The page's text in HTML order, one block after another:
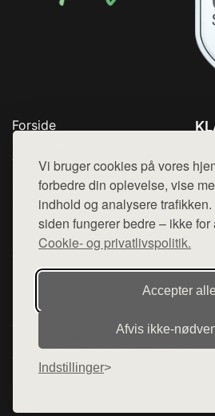
Vi bruger cookies på vores
forbedre din oplevelse, vise
indhold og analysere
siden fungerer bedre – ikke
Cookie- og privatlivspolitik.
Accepter alle
Afvis
Indstillinger
Forside
Top Rabatter
Blog
Kontakt
Denne side er en del af want.dk, der
hjemmesider med præsentation af
diverse webshops. Der sælges ikke
varerne på lager.